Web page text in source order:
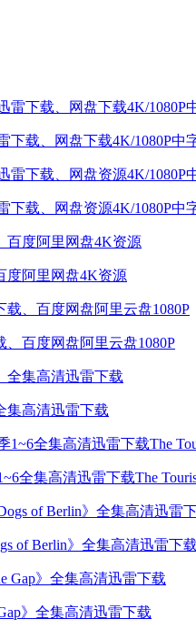
下载、网盘下载4K/1080P中
下载、网盘资源4K/1080P中
度阿里网盘4K资源
百度网盘阿里云盘1080P
集高清迅雷下载
全集高清迅雷下载The
of Berlin》全集高清迅雷下
》全集高清迅雷下载